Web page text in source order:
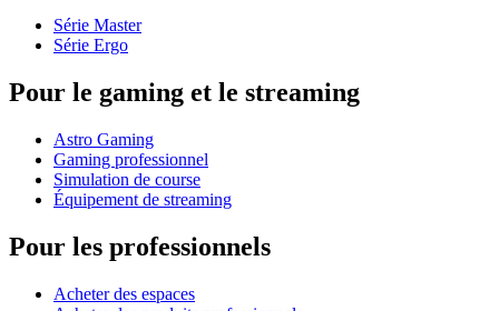
Série Master
Série Ergo
Pour le gaming et le streaming
Astro Gaming
Gaming professionnel
Simulation de course
Équipement de streaming
Pour les professionnels
Acheter des espaces